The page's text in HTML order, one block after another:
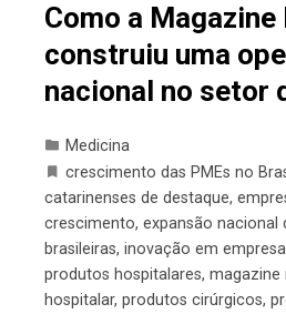
Como a Magazine
construiu uma
nacional no setor
Medicina
crescimento das PMEs no
catarinenses de destaque,
crescimento, expansão nacional
brasileiras, inovação em
produtos hospitalares, magazine
hospitalar, produtos cirúrgicos,